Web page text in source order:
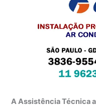
A Assistência Técnica